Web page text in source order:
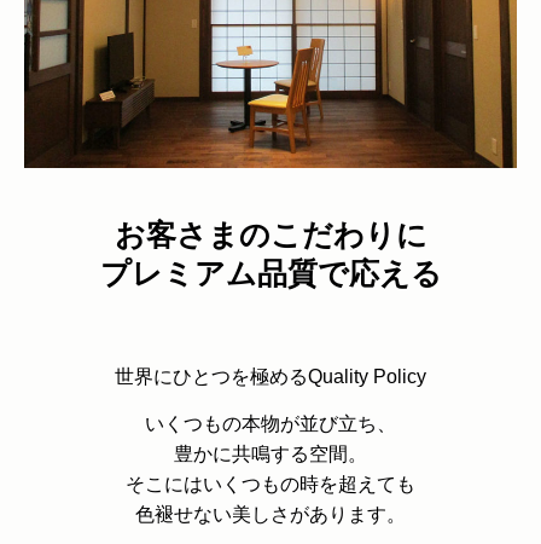
お客さまのこだわりに
プレミアム品質で応える
世界にひとつを極めるQuality Policy
いくつもの本物が並び立ち、
豊かに共鳴する空間。
そこにはいくつもの時を超えても
色褪せない美しさがあります。